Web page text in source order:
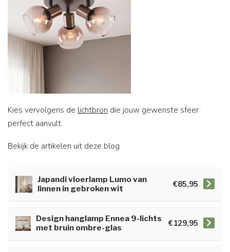
Kies vervolgens de lichtbron die jouw gewenste sfeer
perfect aanvult.
Bekijk de artikelen uit deze blog
Japandi vloerlamp Lumo van
linnen in gebroken wit
€85,95
Design hanglamp Ennea 9-lichts
met bruin ombre-glas
€129,95